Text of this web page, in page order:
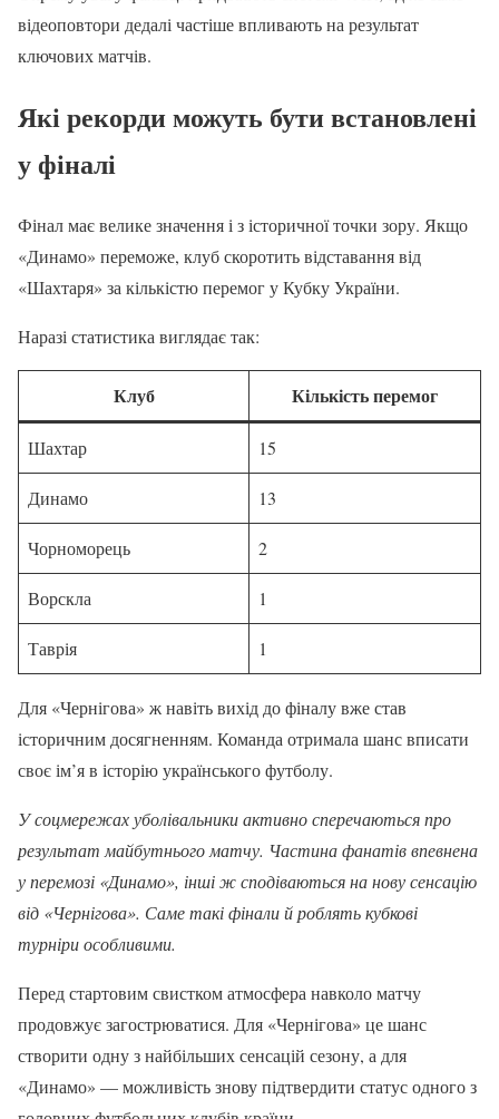
відеоповтори дедалі частіше впливають на результат
ключових матчів.
Які рекорди можуть бути встановлені
у фіналі
Фінал має велике значення і з історичної точки зору. Якщо
«Динамо» переможе, клуб скоротить відставання від
«Шахтаря» за кількістю перемог у Кубку України.
Наразі статистика виглядає так:
Клуб Кількість перемог
Шахтар 15
Динамо 13
Чорноморець 2
Ворскла 1
Таврія 1
Для «Чернігова» ж навіть вихід до фіналу вже став
історичним досягненням. Команда отримала шанс вписати
своє ім’я в історію українського футболу.
У соцмережах уболівальники активно сперечаються про
результат майбутнього матчу. Частина фанатів впевнена
у перемозі «Динамо», інші ж сподіваються на нову сенсацію
від «Чернігова». Саме такі фінали й роблять кубкові
турніри особливими.
Перед стартовим свистком атмосфера навколо матчу
продовжує загострюватися. Для «Чернігова» це шанс
створити одну з найбільших сенсацій сезону, а для
«Динамо» — можливість знову підтвердити статус одного з